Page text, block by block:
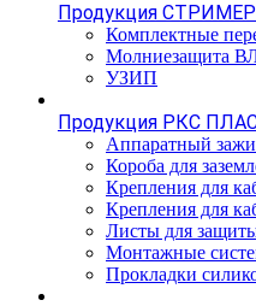
Продукция СТРИМЕР
Комплектные
Молниезащита
УЗИП
Продукция РКС
Аппаратный
Короба для
Крепления для
Крепления для
Листы для
Монтажные
Прокладки